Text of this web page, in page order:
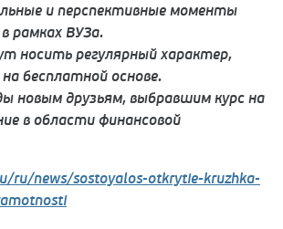
и перспективные моменты
рамках ВУЗа.
носить регулярный характер,
бесплатной основе.
новым друзьям, выбравшим курс на
в области финансовой
ru/news/sostoyalos-otkrytie-kruzhka-